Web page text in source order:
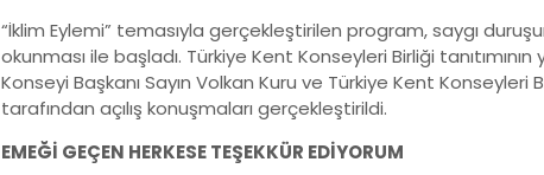
“İklim Eylemi” temasıyla gerçekleştirilen program, saygı
okunması ile başladı. Türkiye Kent Konseyleri Birliği
Konseyi Başkanı Sayın Volkan Kuru ve Türkiye Kent Konseyleri
tarafından açılış konuşmaları gerçekleştirildi.
EMEĞİ GEÇEN HERKESE TEŞEKKÜR EDİYORUM